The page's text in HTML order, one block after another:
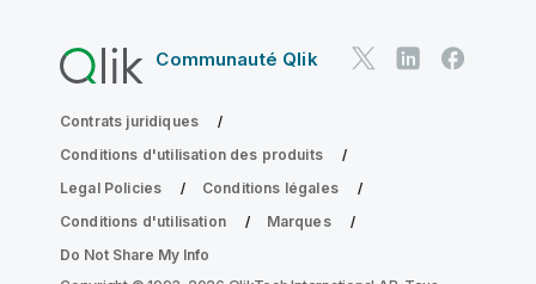
Communauté Qlik
Contrats juridiques
Conditions d'utilisation des produits
Legal Policies
Conditions légales
Conditions d'utilisation
Marques
Do Not Share My Info